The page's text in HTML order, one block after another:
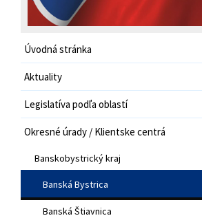
Úvodná stránka
Aktuality
Legislatíva podľa oblastí
Okresné úrady / Klientske centrá
Banskobystrický kraj
Banská Bystrica
Banská Štiavnica